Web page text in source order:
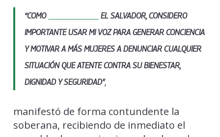
“COMO EL SALVADOR, CONSIDERO
IMPORTANTE USAR MI VOZ PARA GENERAR CONCIENCIA
Y MOTIVAR A MÁS MUJERES ADENUNCIAR CUALQUIER
SITUACIÓN QUE ATENTE CONTRA SU BIENESTAR,
DIGNIDAD Y SEGURIDAD”,
manifestó de forma contundente la
soberana, recibiendo de inmediato el